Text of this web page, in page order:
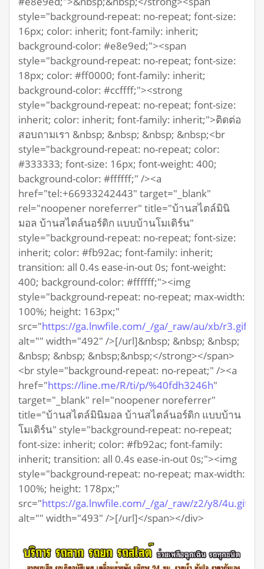
style="background-repeat: no-repeat; font-size:
16px; color: inherit; font-family: inherit;
background-color: #e8e9ed;"><span
style="background-repeat: no-repeat; font-size:
18px; color: #ff0000; font-family: inherit;
background-color: #ccffff;"><strong
style="background-repeat: no-repeat; font-size:
inherit; color: inherit; font-family: inherit;">ติดต่อ
สอบถามเรา &nbsp; &nbsp; &nbsp; &nbsp;<br
style="background-repeat: no-repeat; color:
#333333; font-size: 16px; font-weight: 400;
background-color: #ffffff;" /><a
href="tel:+66933242443" target="_blank"
rel="noopener noreferrer" title="บ้านสไตล์มินิ
มอล บ้านสไตล์นอร์ดิก แบบบ้านโมเดิร์น"
style="background-repeat: no-repeat; font-size:
inherit; color: #fb92ac; font-family: inherit;
transition: all 0.4s ease-in-out 0s; font-weight:
400; background-color: #ffffff;"><img
style="background-repeat: no-repeat; max-width:
100%; height: 163px;"
src="https://ga.lnwfile.com/_/ga/_raw/au/xb/r3.gif
alt="" width="492" />[/url]&nbsp; &nbsp; &nbsp;
&nbsp; &nbsp; &nbsp;&nbsp;</strong></span>
<br style="background-repeat: no-repeat;" /><a
href="https://line.me/R/ti/p/%40fdh3246h"
target="_blank" rel="noopener noreferrer"
title="บ้านสไตล์มินิมอล บ้านสไตล์นอร์ดิก แบบบ้าน
โมเดิร์น" style="background-repeat: no-repeat;
font-size: inherit; color: #fb92ac; font-family:
inherit; transition: all 0.4s ease-in-out 0s;"><img
style="background-repeat: no-repeat; max-width:
100%; height: 178px;"
src="https://ga.lnwfile.com/_/ga/_raw/z2/y8/4u.gif
alt="" width="493" />[/url]</span></div>